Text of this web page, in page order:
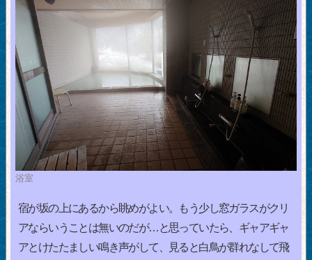
浴室
宿が坂の上にあるから眺めがよい。もう少し窓ガラスがクリ
アならいうことは無いのだが…と思っていたら、ギャアギャ
アとけたたましい鳴き声がして、見ると白鳥が群れなして飛